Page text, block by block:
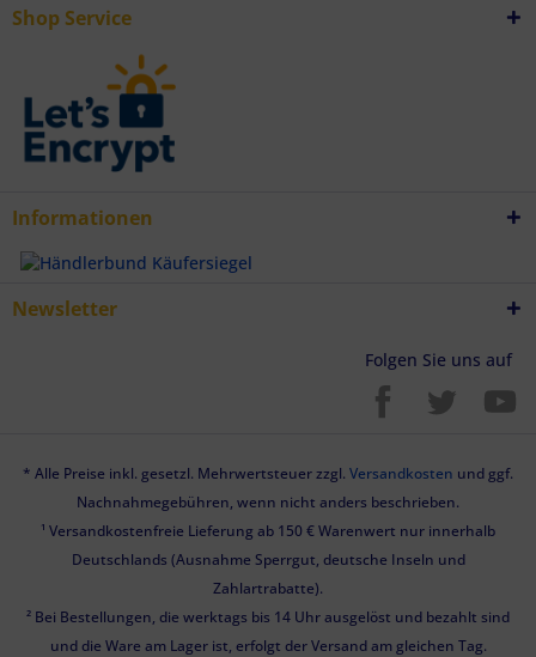
Shop Service
Informationen
Newsletter
Folgen Sie uns auf
* Alle Preise inkl. gesetzl. Mehrwertsteuer zzgl. Versandkosten und ggf.
Nachnahmegebühren, wenn nicht anders beschrieben.
¹ Versandkostenfreie Lieferung ab 150 € Warenwert nur innerhalb
Deutschlands (Ausnahme Sperrgut, deutsche Inseln und
Zahlartrabatte).
² Bei Bestellungen, die werktags bis 14 Uhr ausgelöst und bezahlt sind
und die Ware am Lager ist, erfolgt der Versand am gleichen Tag.